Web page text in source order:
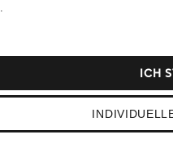
.
ICH